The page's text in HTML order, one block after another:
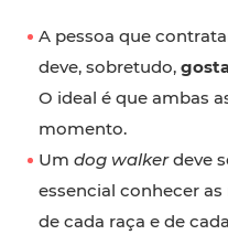
A pessoa que
deve, sobretudo,
O ideal é que ambas
momento.
Um dog walkerdeve
essencial conhecer
de cada raça e de